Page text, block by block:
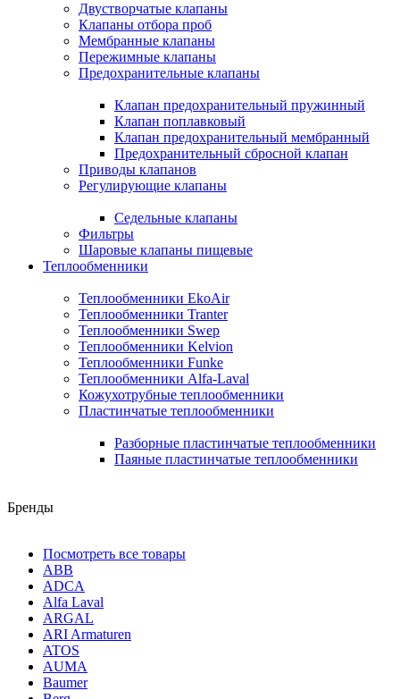
Двустворчатые клапаны
Клапаны отбора проб
Мембранные клапаны
Пережимные клапаны
Предохранительные клапаны
Клапан предохранительный пружинный
Клапан поплавковый
Клапан предохранительный мембранный
Предохранительный сбросной клапан
Приводы клапанов
Регулирующие клапаны
Седельные клапаны
Фильтры
Шаровые клапаны пищевые
Теплообменники
Теплообменники EkoAir
Теплообменники Tranter
Теплообменники Swep
Теплообменники Kelvion
Теплообменники Funke
Теплообменники Alfa-Laval
Кожухотрубные теплообменники
Пластинчатые теплообменники
Разборные пластинчатые теплообменники
Паяные пластинчатые теплообменники
Бренды
Посмотреть все товары
ABB
ADCA
Alfa Laval
ARGAL
ARI Armaturen
ATOS
AUMA
Baumer